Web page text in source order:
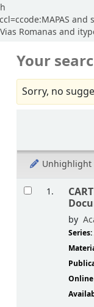
Romanas and
Your
Sorry, no
Unhighlight
Results
1.
by
Series: